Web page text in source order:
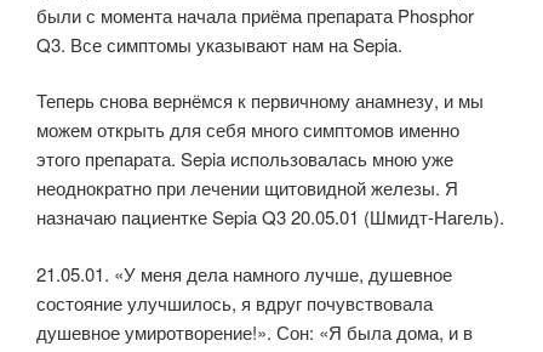
были с момента начала приёма препарата Phosphor
Q3. Все симптомы указывают нам на Sepia.
Теперь снова вернёмся к первичному анамнезу, и мы
можем открыть для себя много симптомов именно
этого препарата. Sepia использовалась мною уже
неоднократно при лечении щитовидной железы. Я
назначаю пациентке Sepia Q3 20.05.01 (Шмидт-Нагель).
21.05.01. «У меня дела намного лучше, душевное
состояние улучшилось, я вдруг почувствовала
душевное умиротворение!». Сон: «Я была дома, и в